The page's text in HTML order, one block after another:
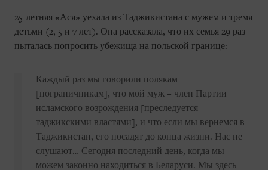
25-летняя «Ася» уехала из Таджикистана с мужем и тремя
детьми (2, 5 и 7 лет). Она рассказала, что их семья 29 раз
пыталась попросить убежища на польской границе:
Каждый раз мы говорили полякам
[пограничникам], что мой муж – член Партии
исламского возрождения [преследуется
таджикскими властями], и что если мы вернемся в
Таджикистан, его посадят до конца жизни. Нас не
слушают… Сегодня последний день, когда мы
можем законно находиться в Беларуси. Мы здесь